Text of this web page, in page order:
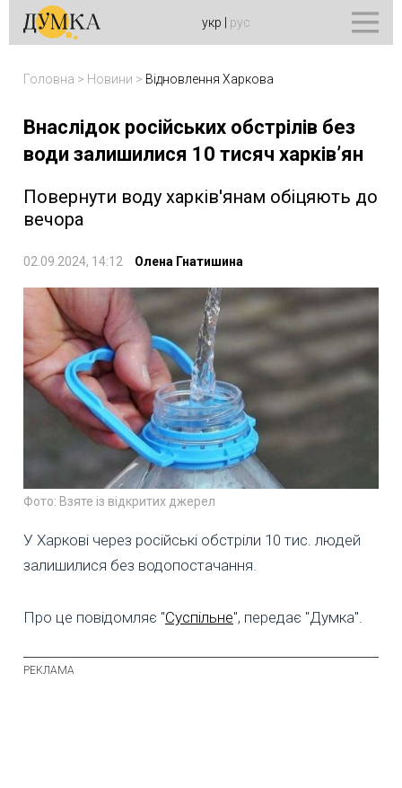
укр рус
Головна > Новини > Відновлення Харкова
Внаслідок російських обстрілів без
води залишилися 10 тисяч харківʼян
Повернути воду харків'янам обіцяють до
вечора
02.09.2024, 14:12 Олена Гнатишина
Фото: Взяте із відкритих джерел
У Харкові через російські обстріли 10 тис. людей
залишилися без водопостачання.
Про це повідомляє "Суспільне", передає "Думка".